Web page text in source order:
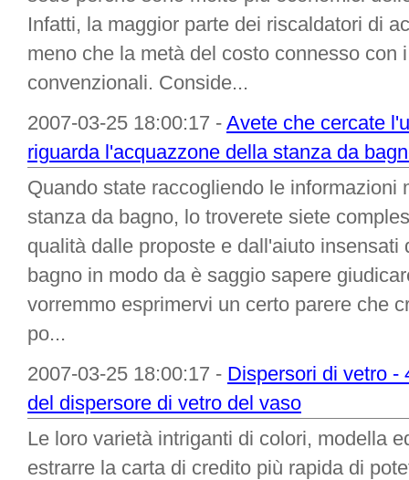
Infatti, la maggior parte dei riscaldatori di
meno che la metà del costo connesso con
convenzionali. Conside...
2007-03-25 18:00:17 - Avete che cercate
riguarda l'acquazzone della stanza da
Quando state raccogliendo le informazioni
stanza da bagno, lo troverete siete
qualità dalle proposte e dall'aiuto
bagno in modo da è saggio sapere
vorremmo esprimervi un certo parere che
po...
2007-03-25 18:00:17 - Dispersori di vetro -
del dispersore di vetro del vaso
Le loro varietà intriganti di colori, modella
estrarre la carta di credito più rapida di